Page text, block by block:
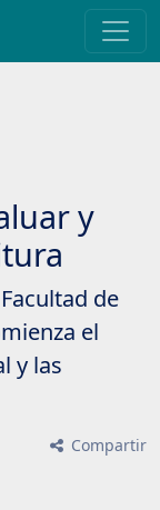
y
de
el
y las
Compartir